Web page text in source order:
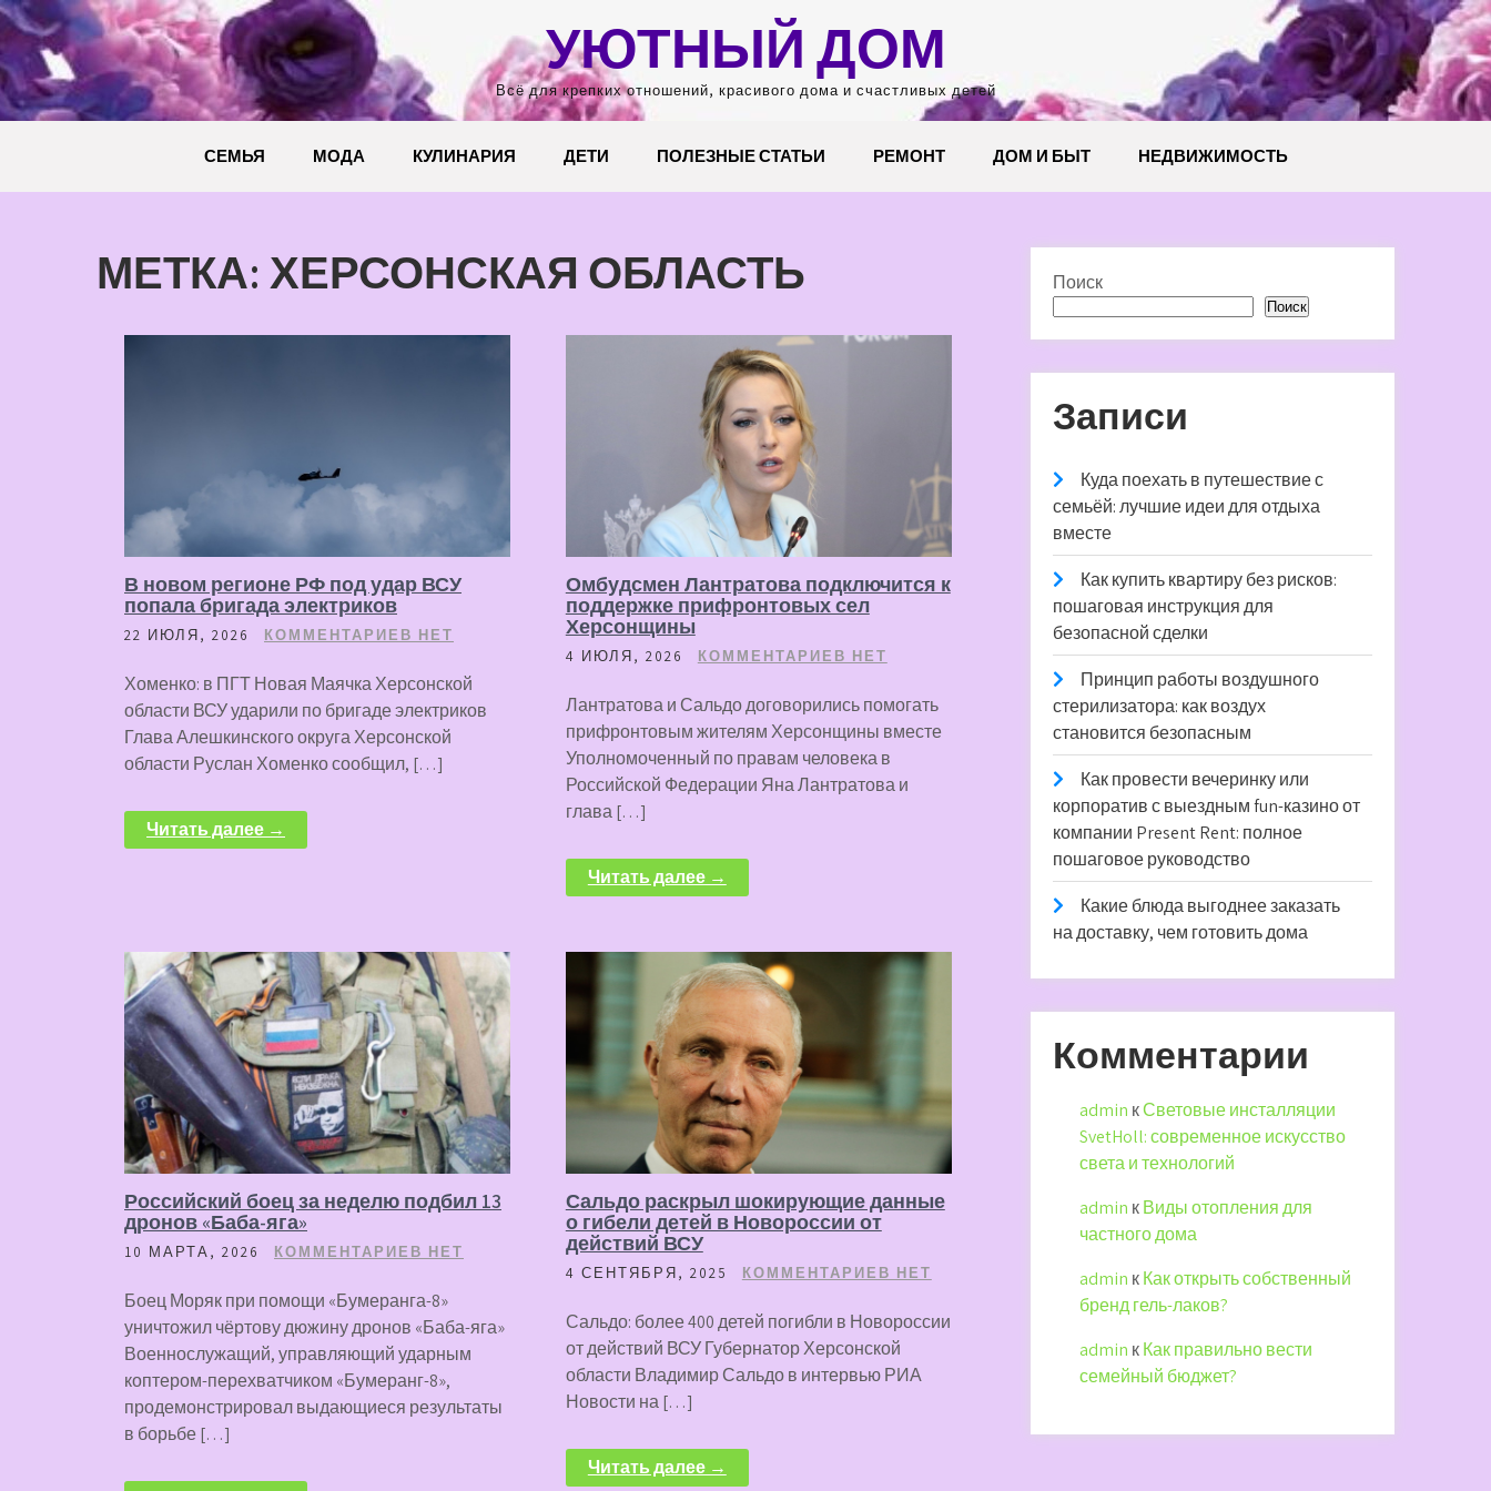
Перейти
содержимому
УЮТНЫЙ ДОМ
Всё для крепких отношений, красивого дома и счастливых детей
СЕМЬЯ МОДА КУЛИНАРИЯ ДЕТИ ПОЛЕЗНЫЕ СТАТЬИ РЕМОНТ ДОМ И БЫТ НЕДВИЖИМОСТЬ
МЕТКА: ХЕРСОНСКАЯ ОБЛАСТЬ
В новом регионе РФ под удар ВСУ
попала бригада электриков
22 ИЮЛЯ, 2026 КОММЕНТАРИЕВ НЕТ
Хоменко: в ПГТ Новая Маячка Херсонской
области ВСУ ударили по бригаде электриков
Глава Алешкинского округа Херсонской
области Руслан Хоменко сообщил, […]
Читать далее →
Омбудсмен Лантратова подключится к
поддержке прифронтовых сел
Херсонщины
4 ИЮЛЯ, 2026 КОММЕНТАРИЕВ НЕТ
Лантратова и Сальдо договорились помогать
прифронтовым жителям Херсонщины вместе
Уполномоченный по правам человека в
Российской Федерации Яна Лантратова и
глава […]
Читать далее →
Российский боец за неделю подбил 13
дронов «Баба-яга»
10 МАРТА, 2026 КОММЕНТАРИЕВ НЕТ
Боец Моряк при помощи «Бумеранга-8»
уничтожил чёртову дюжину дронов «Баба-яга»
Военнослужащий, управляющий ударным
коптером-перехватчиком «Бумеранг-8»,
продемонстрировал выдающиеся результаты
в борьбе […]
Сальдо раскрыл шокирующие данные
о гибели детей в Новороссии от
действий ВСУ
4 СЕНТЯБРЯ, 2025 КОММЕНТАРИЕВ НЕТ
Сальдо: более 400 детей погибли в Новороссии
от действий ВСУ Губернатор Херсонской
области Владимир Сальдо в интервью РИА
Новости на […]
Читать далее →
Поиск
Поиск
Записи
Куда поехать в путешествие с
семьёй: лучшие идеи для отдыха
вместе
Как купить квартиру без рисков:
пошаговая инструкция для
безопасной сделки
Принцип работы воздушного
стерилизатора: как воздух
становится безопасным
Как провести вечеринку или
корпоратив с выездным fun-казино от
компании Present Rent: полное
пошаговое руководство
Какие блюда выгоднее заказать
на доставку, чем готовить дома
Комментарии
admin кСветовые инсталляции
SvetHoll: современное искусство
света и технологий
admin кВиды отопления для
частного дома
admin кКак открыть собственный
бренд гель-лаков?
admin кКак правильно вести
семейный бюджет?